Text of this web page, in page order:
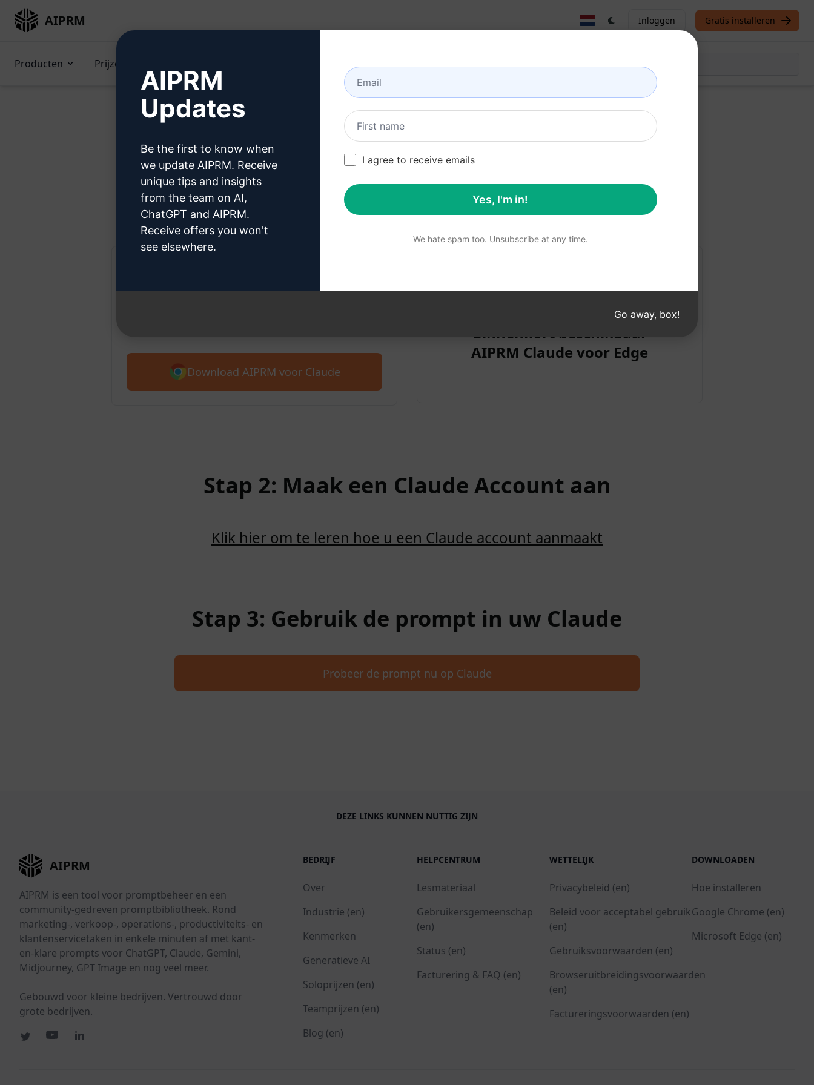
AIPRM Inloggen Gratis installeren
Producten Prijzen Over
Probeer nu dezeClaude Prompt
Stap 1: Download AIPRM gratis
Chrome
Download AIPRM voor Claude
Binnenkort beschikbaar
AIPRM Claude voor Edge
Stap 2: Maak een Claude Account aan
Klik hier om te leren hoe u een Claude account aanmaakt
Stap 3: Gebruik de prompt in uw Claude
Probeer de prompt nu op Claude
DEZE LINKS KUNNEN NUTTIG ZIJN
AIPRM
AIPRM is een tool voor promptbeheer en een
community-gedreven promptbibliotheek. Rond
marketing-, verkoop-, operations-, productiviteits- en
klantenservicetaken in enkele minuten af met kant-
en-klare prompts voor ChatGPT, Claude, Gemini,
Midjourney, GPT Image en nog veel meer.
Gebouwd voor kleine bedrijven. Vertrouwd door
grote bedrijven.
BEDRIJF
Over
Industrie (en)
Kenmerken
Generatieve AI
Soloprijzen (en)
Teamprijzen (en)
Blog (en)
HELPCENTRUM
Lesmateriaal
Gebruikersgemeenschap
(en)
Status (en)
Facturering & FAQ (en)
WETTELIJK
Privacybeleid (en)
Beleid voor acceptabel gebruik
(en)
Gebruiksvoorwaarden (en)
Browseruitbreidingsvoorwaarden
(en)
Factureringsvoorwaarden (en)
DOWNLOADEN
Hoe installeren
Google Chrome (en)
Microsoft Edge (en)
AIPRM
Updates
Be the first to know when
we update AIPRM. Receive
unique tips and insights
from the team on AI,
ChatGPT and AIPRM.
Receive offers you won't
see elsewhere.
I agree to receive emails
Yes, I'm in!
We hate spam too. Unsubscribe at any time.
Go away, box!